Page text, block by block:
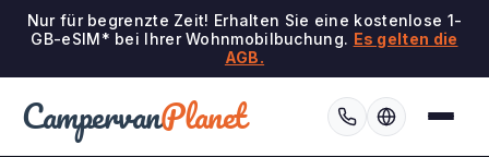
Nur für begrenzte Zeit! Erhalten Sie eine kostenlose 1-
GB-eSIM* bei Ihrer Wohnmobilbuchung. Es gelten die
AGB.
CampervanPlanet